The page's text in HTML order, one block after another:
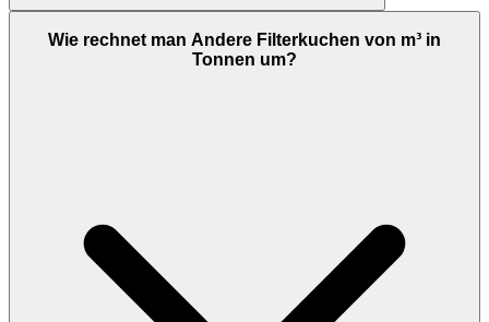
Wie rechnet man Andere Filterkuchen von m³ in
Tonnen um?